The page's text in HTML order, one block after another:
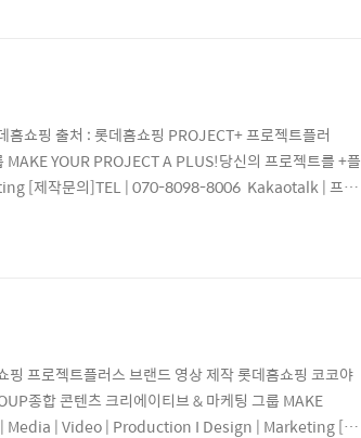
쇼핑 출처 : 롯데홈쇼핑 PROJECT+ 프로젝트플러
YOUR PROJECT A PLUS!당신의 프로젝트를 +플
[제작문의]TEL | 070-8098-8006 Kakaotalk | 프로
| project_plus_officialE-mail
프로젝트플러스 브랜드 영상 제작 롯데홈쇼핑 코코야
종합 콘텐츠 크리에이티브 & 마케팅 그룹 MAKE
| Media | Video | Production I Design | Marketing [제